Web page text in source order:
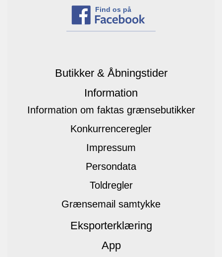
Find os på
Butikker & Åbningstider
Information
Information om faktas grænsebutikker
Konkurrenceregler
Impressum
Persondata
Toldregler
Grænsemail samtykke
Eksporterklæring
App